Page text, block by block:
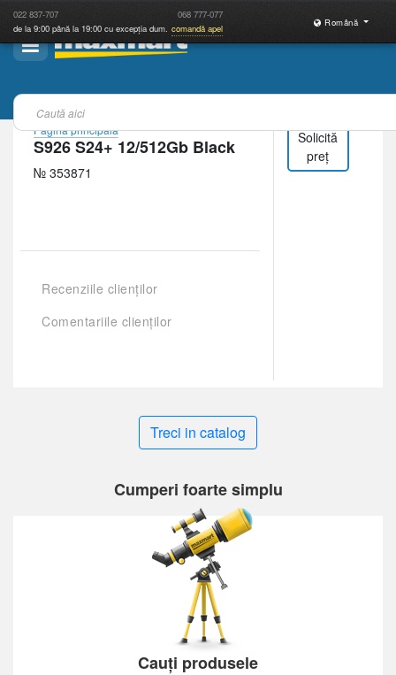
022 837-707 068 777-077
de la 9:00 până la 19:00 cu excepția dum. comandă apel
Română
Pagina principală
S926 S24+ 12/512Gb Black
№ 353871
Recenziile clienților
Comentariile clienților
Solicită
preț
Treci in catalog
Cumperi foarte simplu
Cauți produsele